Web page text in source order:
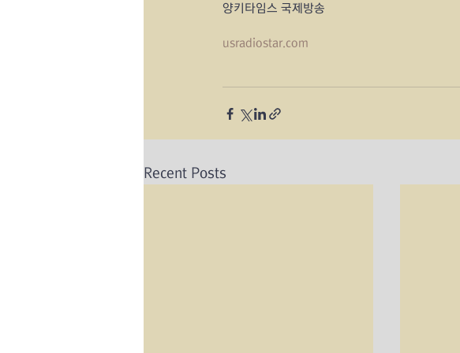
양키타임스 국제방송
usradiostar.com
Recent Posts